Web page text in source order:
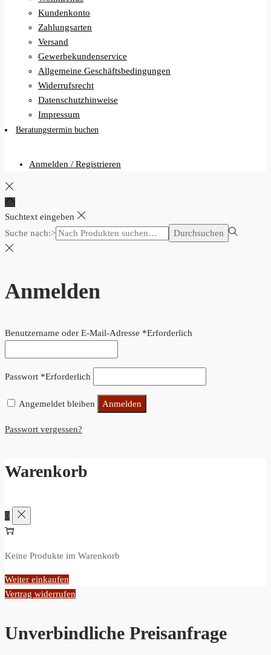
Kundenkonto
Zahlungsarten
Versand
Gewerbekundenservice
Allgemeine Geschäftsbedingungen
Widerrufsrecht
Datenschutzhinweise
Impressum
Beratungstermin buchen
Anmelden / Registrieren
Suchtext eingeben
Suche nach:>
Durchsuchen
Anmelden
Benutzername oder E-Mail-Adresse *Erforderlich
Passwort *Erforderlich
Angemeldet bleiben Anmelden
Passwort vergessen?
Warenkorb
0
Keine Produkte im Warenkorb
Weiter einkaufen
Vertrag widerrufen
Unverbindliche Preisanfrage